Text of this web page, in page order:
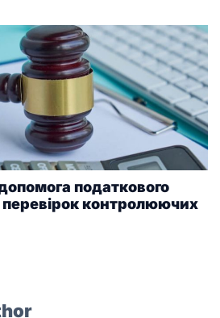
податкового
перевірок контролюючих